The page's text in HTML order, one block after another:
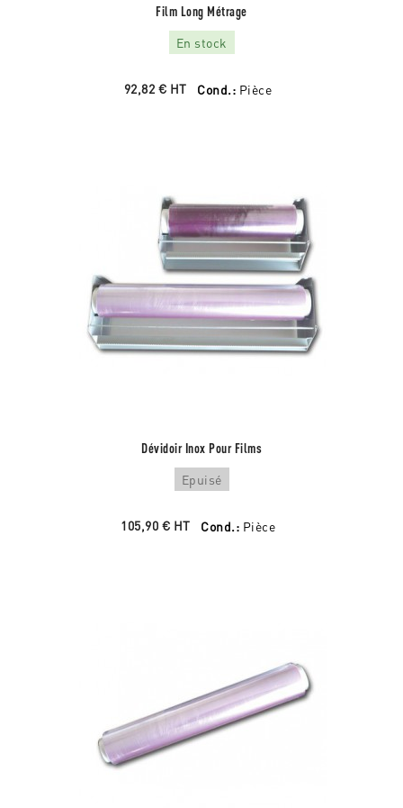
Film Long Métrage
En stock
92,82 € HT Cond.: Pièce
Dévidoir Inox Pour Films
Epuisé
105,90 € HT Cond.: Pièce